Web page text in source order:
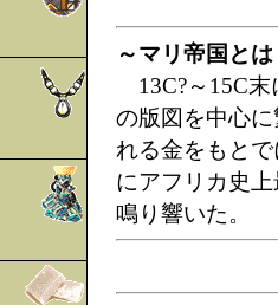
～マリ帝国と
13C?～15C末
の版図を中心
れる金をもとで
にアフリカ史
鳴り響いた。